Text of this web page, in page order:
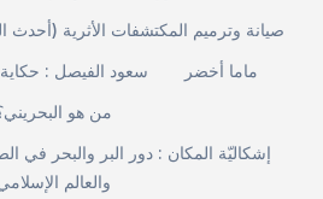
صيانة وترميم المكتشفات الأثرية (أحدث
سعود الفيصل :
ماما أخضر
من هو
إشكاليّة المكان : دور البر والبحر في
والعالم